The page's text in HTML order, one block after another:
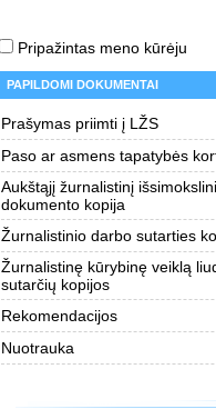
Pripažintas meno kūrėju
PAPILDOMI DOKUMENTAI
Prašymas priimti į LŽS
Paso ar asmens tapatybės
Aukštąjį žurnalistinį
dokumento kopija
Žurnalistinio darbo sutarties
Žurnalistinę kūrybinę veiklą
sutarčių kopijos
Rekomendacijos
Nuotrauka